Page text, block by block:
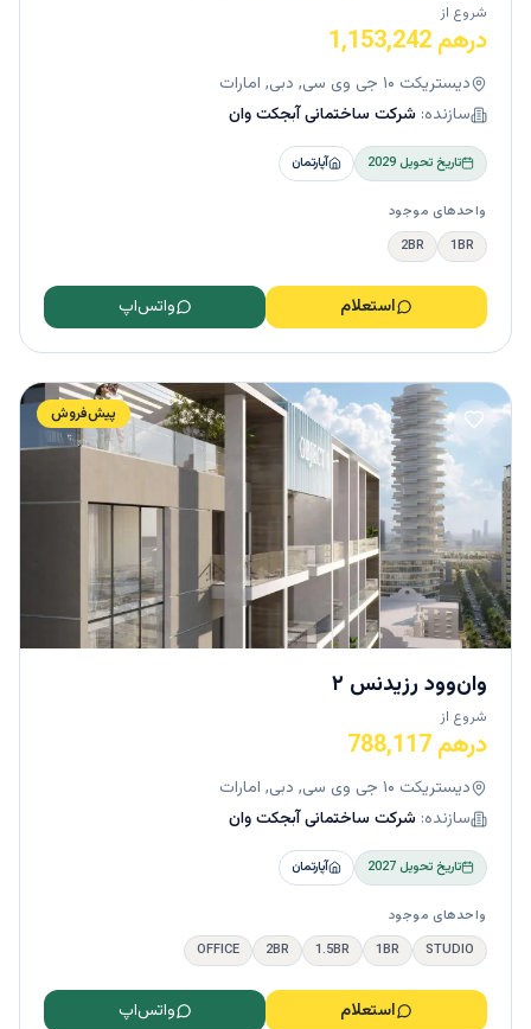
شروع از
درهم 1,153,242
دیستریکت ۱۰ جی وی سی, دبی, امارات
سازنده: شرکت ساختمانی آبجکت وان
تاریخ تحویل2029 آپارتمان
واحدهای موجود
1BR
2BR
استعلام واتس‌اپ
پیش‌فروش
وان‌وود رزیدنس ۲
شروع از
درهم 788,117
دیستریکت ۱۰ جی وی سی, دبی, امارات
سازنده: شرکت ساختمانی آبجکت وان
تاریخ تحویل2027 آپارتمان
واحدهای موجود
STUDIO
1BR
1.5BR
2BR
OFFICE
استعلام واتس‌اپ